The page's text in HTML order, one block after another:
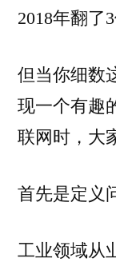
2018年翻了3
但当你细数
现一个有趣
联网时，大
首先是定义
工业领域从